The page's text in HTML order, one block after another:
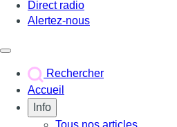
Direct radio
Alertez-nous
Rechercher
Accueil
Info
Tous nos articles